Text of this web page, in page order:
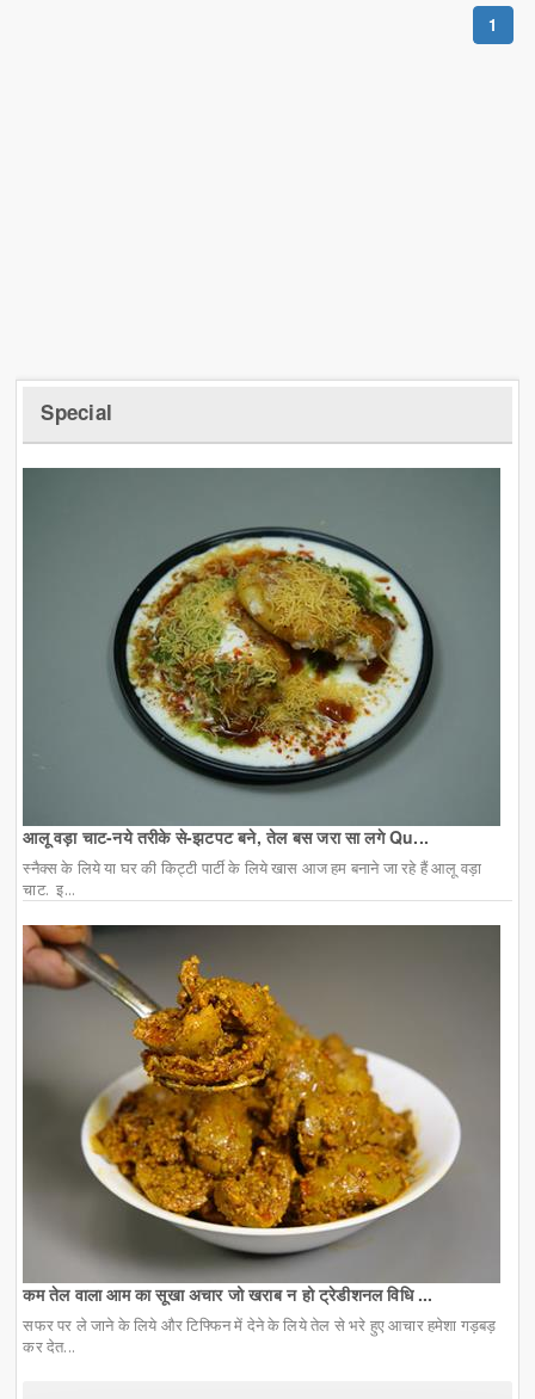
1
Special
आलू वड़ा चाट-नये तरीके से-झटपट बने, तेल बस जरा सा लगे Qu...
स्नैक्स के लिये या घर की किट्टी पार्टी के लिये खास आज हम बनाने जा रहे हैं आलू वड़ा
चाट. इ...
कम तेल वाला आम का सूखा अचार जो खराब न हो ट्रेडीशनल विधि ...
सफर पर ले जाने के लिये और टिफ्फिन में देने के लिये तेल से भरे हुए आचार हमेशा गड़बड़
कर देत...